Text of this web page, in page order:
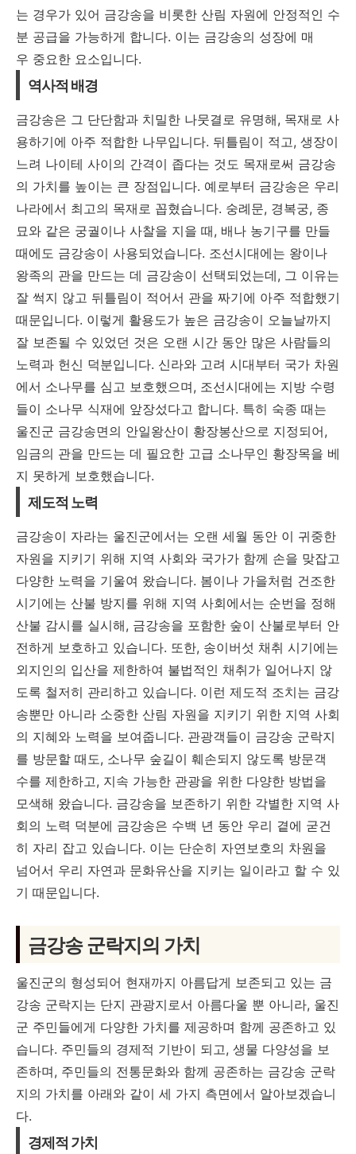
는 경우가 있어 금강송을 비롯한 산림 자원에 안정적인 수
분 공급을 가능하게 합니다. 이는 금강송의 성장에 매
우 중요한 요소입니다.
역사적 배경
금강송은 그 단단함과 치밀한 나뭇결로 유명해, 목재로 사
용하기에 아주 적합한 나무입니다. 뒤틀림이 적고, 생장이
느려 나이테 사이의 간격이 좁다는 것도 목재로써 금강송
의 가치를 높이는 큰 장점입니다. 예로부터 금강송은 우리
나라에서 최고의 목재로 꼽혔습니다. 숭례문, 경복궁, 종
묘와 같은 궁궐이나 사찰을 지을 때, 배나 농기구를 만들
때에도 금강송이 사용되었습니다. 조선시대에는 왕이나
왕족의 관을 만드는 데 금강송이 선택되었는데, 그 이유는
잘 썩지 않고 뒤틀림이 적어서 관을 짜기에 아주 적합했기
때문입니다. 이렇게 활용도가 높은 금강송이 오늘날까지
잘 보존될 수 있었던 것은 오랜 시간 동안 많은 사람들의
노력과 헌신 덕분입니다. 신라와 고려 시대부터 국가 차원
에서 소나무를 심고 보호했으며, 조선시대에는 지방 수령
들이 소나무 식재에 앞장섰다고 합니다. 특히 숙종 때는
울진군 금강송면의 안일왕산이 황장봉산으로 지정되어,
임금의 관을 만드는 데 필요한 고급 소나무인 황장목을 베
지 못하게 보호했습니다.
제도적 노력
금강송이 자라는 울진군에서는 오랜 세월 동안 이 귀중한
자원을 지키기 위해 지역 사회와 국가가 함께 손을 맞잡고
다양한 노력을 기울여 왔습니다. 봄이나 가을처럼 건조한
시기에는 산불 방지를 위해 지역 사회에서는 순번을 정해
산불 감시를 실시해, 금강송을 포함한 숲이 산불로부터 안
전하게 보호하고 있습니다. 또한, 송이버섯 채취 시기에는
외지인의 입산을 제한하여 불법적인 채취가 일어나지 않
도록 철저히 관리하고 있습니다. 이런 제도적 조치는 금강
송뿐만 아니라 소중한 산림 자원을 지키기 위한 지역 사회
의 지혜와 노력을 보여줍니다. 관광객들이 금강송 군락지
를 방문할 때도, 소나무 숲길이 훼손되지 않도록 방문객
수를 제한하고, 지속 가능한 관광을 위한 다양한 방법을
모색해 왔습니다. 금강송을 보존하기 위한 각별한 지역 사
회의 노력 덕분에 금강송은 수백 년 동안 우리 곁에 굳건
히 자리 잡고 있습니다. 이는 단순히 자연보호의 차원을
넘어서 우리 자연과 문화유산을 지키는 일이라고 할 수 있
기 때문입니다.
금강송 군락지의 가치
울진군의 형성되어 현재까지 아름답게 보존되고 있는 금
강송 군락지는 단지 관광지로서 아름다울 뿐 아니라, 울진
군 주민들에게 다양한 가치를 제공하며 함께 공존하고 있
습니다. 주민들의 경제적 기반이 되고, 생물 다양성을 보
존하며, 주민들의 전통문화와 함께 공존하는 금강송 군락
지의 가치를 아래와 같이 세 가지 측면에서 알아보겠습니
다.
경제적 가치